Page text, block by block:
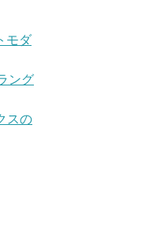
モダ
ング
スの